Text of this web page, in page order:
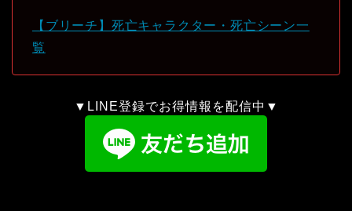
【ブリーチ】死亡キャラクター・死亡シーン一
覧
▼LINE登録でお得情報を配信中▼